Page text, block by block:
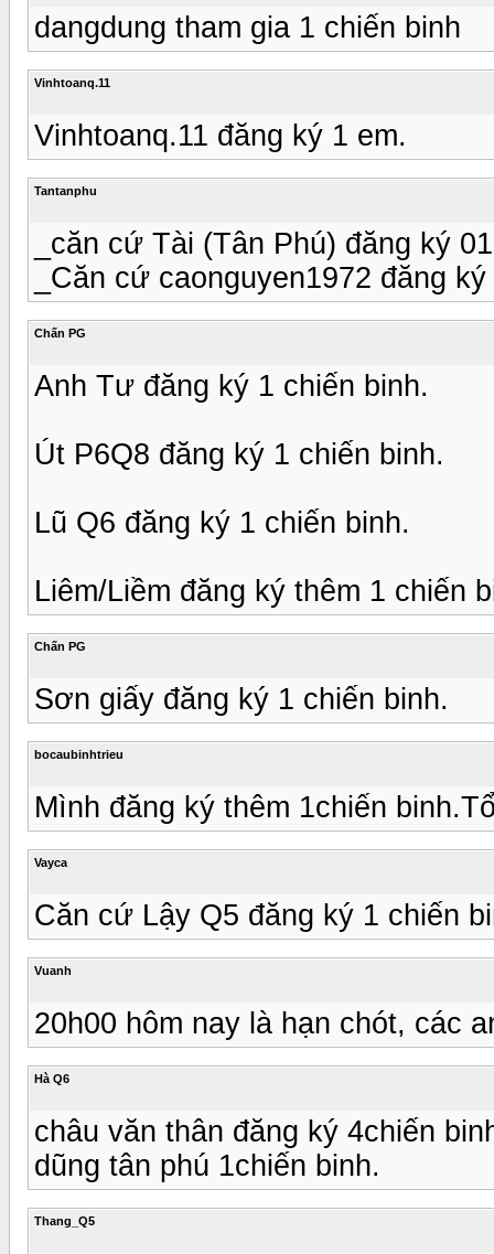
dangdung tham gia 1 chiến binh
Vinhtoanq.11
Vinhtoanq.11 đăng ký 1 em.
Tantanphu
_căn cứ Tài (Tân Phú) đăng ký
_Căn cứ caonguyen1972 đăng
Chấn PG
Anh Tư đăng ký 1 chiến binh.
Út P6Q8 đăng ký 1 chiến binh.
Lũ Q6 đăng ký 1 chiến binh.
Liêm/Liềm đăng ký thêm 1 chiến
Chấn PG
Sơn giấy đăng ký 1 chiến binh.
bocaubinhtrieu
Mình đăng ký thêm 1chiến
Vayca
Căn cứ Lậy Q5 đăng ký 1 chiến
Vuanh
20h00 hôm nay là hạn chót, các
Hà Q6
châu văn thân đăng ký 4chiến
dũng tân phú 1chiến binh.
Thang_Q5